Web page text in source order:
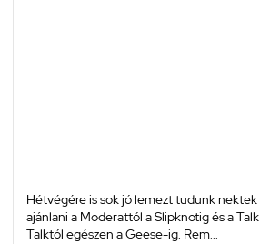
Hétvégére is sok jó lemezt tudunk nektek
ajánlani a Moderattól a Slipknotig és a Talk
Talktól egészen a Geese-ig. Rem...